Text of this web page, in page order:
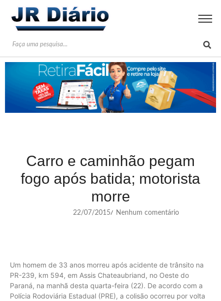
Carro e caminhão pegam
fogo após batida; motorista
morre
22/07/2015/ Nenhum comentário
Um homem de 33 anos morreu após acidente de trânsito na
PR-239, km 594, em Assis Chateaubriand, no Oeste do
Paraná, na manhã desta quarta-feira (22). De acordo com a
Polícia Rodoviária Estadual (PRE), a colisão ocorreu por volta